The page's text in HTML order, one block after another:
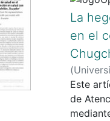
La
en el
(
Martín,
Este
de